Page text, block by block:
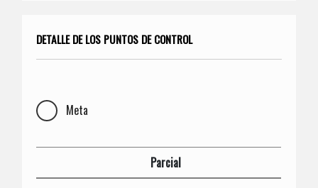
DETALLE DE LOS PUNTOS DE CONTROL
Meta
Parcial